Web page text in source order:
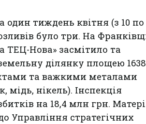
один тиждень квітня (з 10 по
було три. На
ТЕЦ-Нова» засмітило та
ділянку площею
та важкими металами
мідь, нікель). Інспекція
на 18,4 млн грн.
Управління стратегічних